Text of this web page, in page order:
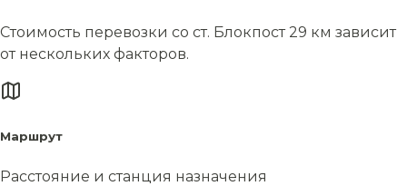
Стоимость перевозки со ст. Блокпост 29 км зависит
от нескольких факторов.
Маршрут
Расстояние и станция назначения